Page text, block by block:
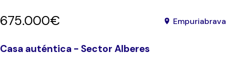
675.000€ Empuriabrava
Casa auténtica - Sector Alberes